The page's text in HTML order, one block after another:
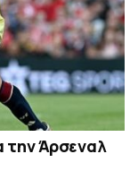
την Άρσεναλ